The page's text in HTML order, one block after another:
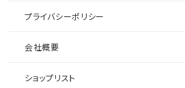
プライバシーポリシー
会社概要
ショップリスト